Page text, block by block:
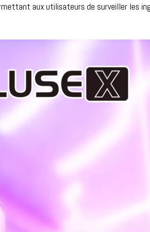
aux utilisateurs de surveiller les